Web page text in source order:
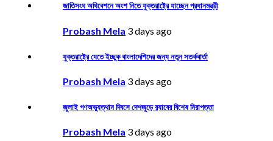
জাতিসংঘ অধিবেশনে অংশ নিতে যুক্তরাষ্ট্রে যাচ্ছেন প্রধানমন্ত্রী
Probash Mela 3 days ago
যুক্তরাষ্ট্রে যেতে ইচ্ছুক বাংলাদেশিদের জন্য নতুন সতর্কবার্তা
Probash Mela 3 days ago
জুলাই গণঅভ্যুত্থান দিবসে দেশজুড়ে র‌্যাবের বিশেষ নিরাপত্তা
Probash Mela 3 days ago